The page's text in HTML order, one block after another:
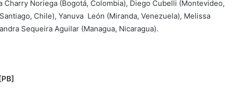
Charry Noriega (Bogotá, Colombia), Diego Cubelli (Montevideo,
Chile), Yanuva León (Miranda, Venezuela), Melissa
Sequeira Aguilar (Managua, Nicaragua).